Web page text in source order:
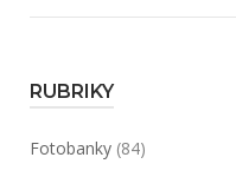
RUBRIKY
Fotobanky (84)